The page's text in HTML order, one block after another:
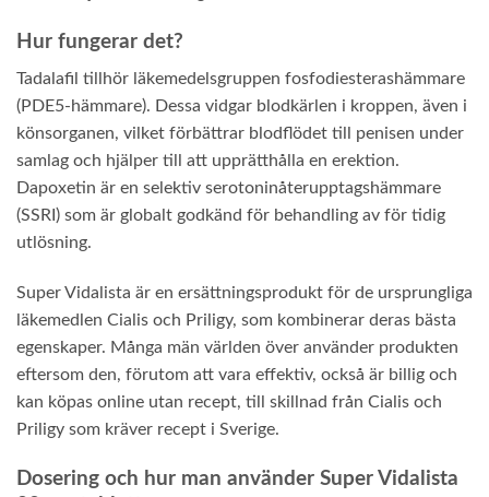
Hur fungerar det?
Tadalafil tillhör läkemedelsgruppen fosfodiesterashämmare
(PDE5-hämmare). Dessa vidgar blodkärlen i kroppen, även i
könsorganen, vilket förbättrar blodflödet till penisen under
samlag och hjälper till att upprätthålla en erektion.
Dapoxetin är en selektiv serotoninåterupptagshämmare
(SSRI) som är globalt godkänd för behandling av för tidig
utlösning.
Super Vidalista är en ersättningsprodukt för de ursprungliga
läkemedlen Cialis och Priligy, som kombinerar deras bästa
egenskaper. Många män världen över använder produkten
eftersom den, förutom att vara effektiv, också är billig och
kan köpas online utan recept, till skillnad från Cialis och
Priligy som kräver recept i Sverige.
Dosering och hur man använder Super Vidalista